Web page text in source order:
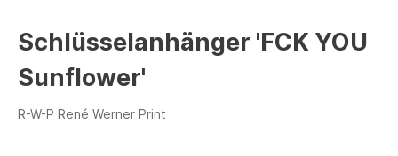
Schlüsselanhänger 'FCK YOU
Sunflower'
R-W-P René Werner Print